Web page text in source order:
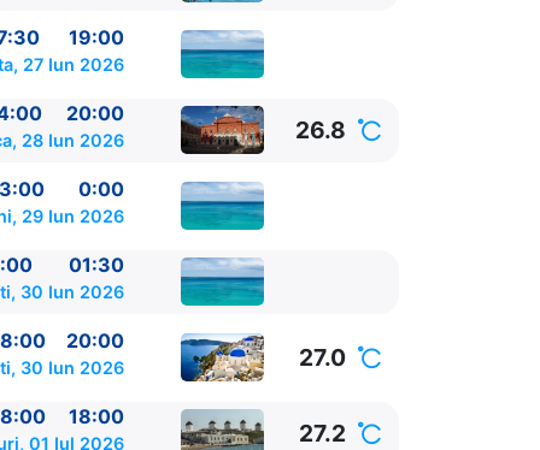
- 0:00
- 01:30
19:00
27 Iun 2026
20:00
28 Iun 2026 26.8
0:00
29 Iun 2026
01:30
30 Iun 2026
20:00
30 Iun 2026 27.0
18:00
01 Iul 2026 27.2